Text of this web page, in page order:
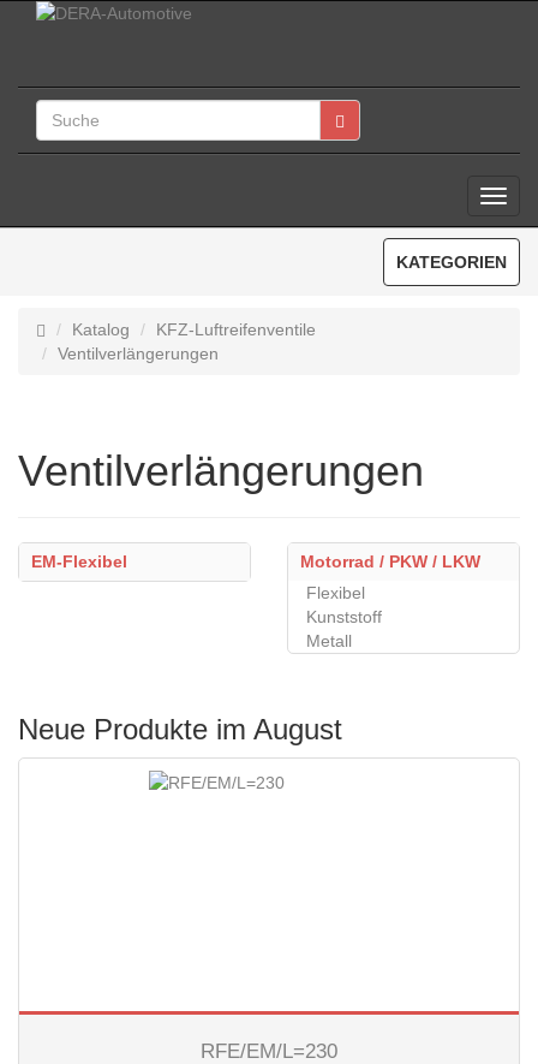
KATEGORIEN
Katalog
KFZ-Luftreifenventile
Ventilverlängerungen
Ventilverlängerungen
EM-Flexibel
Motorrad / PKW / LKW
Flexibel
Kunststoff
Metall
Neue Produkte im August
RFE/EM/L=230